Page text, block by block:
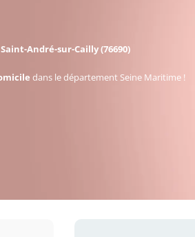
Saint-André-sur-Cailly (76690)
dans le département Seine Maritime !